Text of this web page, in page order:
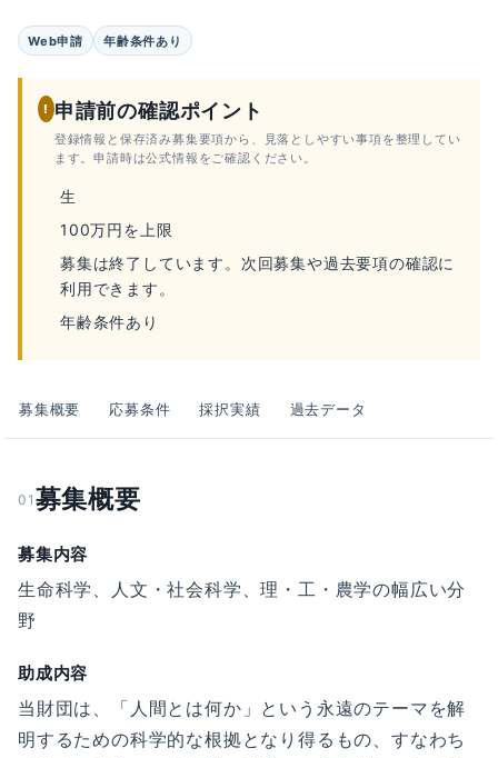
Web申請 年齢条件あり
! 申請前の確認ポイント
登録情報と保存済み募集要項から、見落としやすい事項を整理してい
ます。申請時は公式情報をご確認ください。
生
100万円を上限
募集は終了しています。次回募集や過去要項の確認に
利用できます。
年齢条件あり
募集概要 応募条件 採択実績 過去データ
01 募集概要
募集内容
生命科学、人文・社会科学、理・工・農学の幅広い分
野
助成内容
当財団は、「人間とは何か」という永遠のテーマを解
明するための科学的な根拠となり得るもの、すなわち